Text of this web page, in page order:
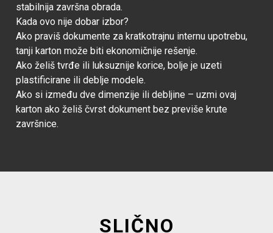
stabilnija završna obrada.
Kada ovo nije dobar izbor?
Ako praviš dokumente za kratkotrajnu internu upotrebu,
tanji karton može biti ekonomičnije rešenje.
Ako želiš tvrđe ili luksuznije korice, bolje je uzeti
plastificirane ili deblje modele.
Ako si između dve dimenzije ili debljine – uzmi ovaj
karton ako želiš čvrst dokument bez previše krute
završnice.
SLIČNO